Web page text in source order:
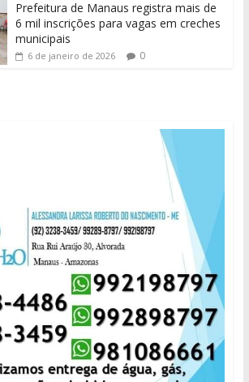
Prefeitura de Manaus registra mais de
6 mil inscrições para vagas em creches
municipais
6 de janeiro de 2026 0